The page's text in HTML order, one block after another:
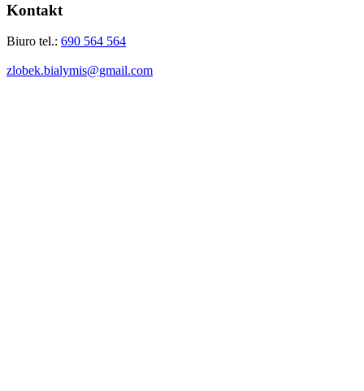
Kontakt
Biuro tel.: 690 564 564
zlobek.bialymis@gmail.com